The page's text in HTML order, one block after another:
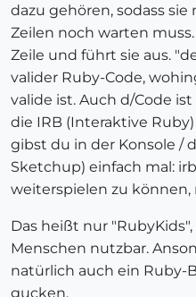
dazu gehören, sodass
Zeilen noch warten
Zeile und führt sie aus.
valider Ruby-Code,
valide ist. Auch d/Code
die IRB (Interaktive
gibst du in der Konsole /
Sketchup) einfach mal:
weiterspielen zu
Das heißt nur
Menschen nutzbar.
natürlich auch ein Ruby-
gucken.